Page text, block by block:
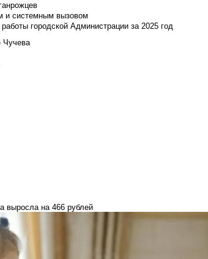
и системным вызовом
городской Администрации за 2025 год
Чучева
выросла на 466 рублей